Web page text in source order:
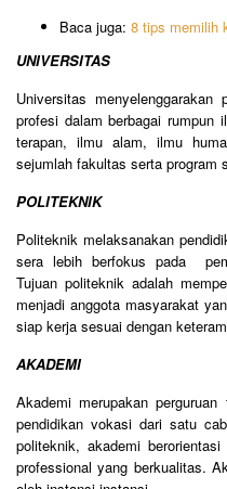
Baca juga: 8 tips memilih
UNIVERSITAS
Universitas
profesi dalam berbagai rumpun
terapan, ilmu alam, ilmu
sejumlah fakultas serta program
POLITEKNIK
Politeknik melaksanakan
sera lebih berfokus pada
Tujuan politeknik adalah
menjadi anggota masyarakat
siap kerja sesuai dengan
AKADEMI
Akademi merupakan
pendidikan vokasi dari satu
politeknik, akademi
professional yang berkualitas.